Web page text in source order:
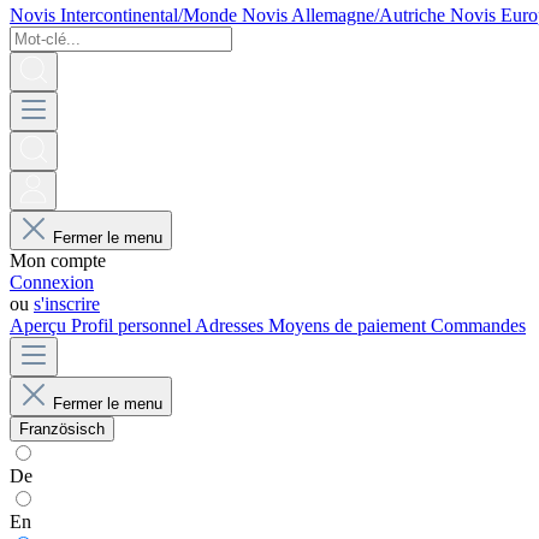
Novis Intercontinental/Monde Novis Allemagne/Autriche Novis
Fermer le menu
Mon compte
Connexion
ou s'inscrire
Aperçu Profil personnel Adresses Moyens de paiement Commandes
Fermer le menu
Französisch
De
En